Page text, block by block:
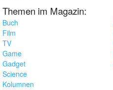
Themen im Magazin:
Buch
Film
TV
Game
Gadget
Science
Kolumnen